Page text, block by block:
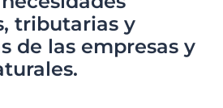
tributarias y
de las empresas y